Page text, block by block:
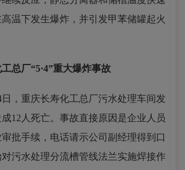
高温下发生爆炸，并引发甲苯储罐起火
总厂“5·4”重大爆炸事故
日，重庆长寿化工总厂污水处理车间发
12人死亡。事故直接原因是企业人员
批手续，电话请示公司副经理得到口
污水处理分流槽管线法兰实施焊接作